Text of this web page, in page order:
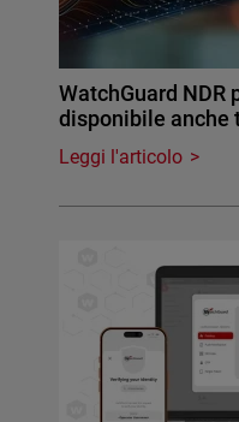
WatchGuard NDR
disponibile anche
Leggi l'articolo